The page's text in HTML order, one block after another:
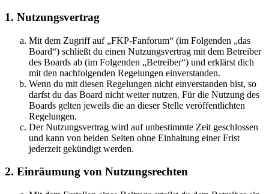
1. Nutzungsvertrag
Mit dem Zugriff auf „FKP-Fanforum“ (im Folgenden „das
Board“) schließt du einen Nutzungsvertrag mit dem Betreiber
des Boards ab (im Folgenden „Betreiber“) und erklärst dich
mit den nachfolgenden Regelungen einverstanden.
Wenn du mit diesen Regelungen nicht einverstanden bist, so
darfst du das Board nicht weiter nutzen. Für die Nutzung des
Boards gelten jeweils die an dieser Stelle veröffentlichten
Regelungen.
Der Nutzungsvertrag wird auf unbestimmte Zeit geschlossen
und kann von beiden Seiten ohne Einhaltung einer Frist
jederzeit gekündigt werden.
2. Einräumung von Nutzungsrechten